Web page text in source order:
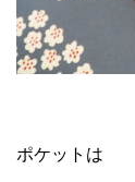
ポケットは